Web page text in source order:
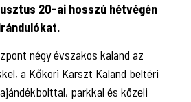
20-ai hosszú hétvégén
négy évszakos kaland az
a Kőkori Karszt Kaland beltéri
parkkal és közeli